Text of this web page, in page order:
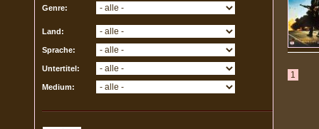
Genre:
Land:
Sprache:
Untertitel:
Medium:
1